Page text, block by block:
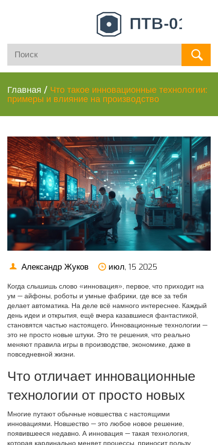
Главная / Что такое инновационные технологии:
примеры и влияние на производство
Александр Жуков июл, 15 2025
Когда слышишь слово «инновация», первое, что приходит на
ум — айфоны, роботы и умные фабрики, где все за тебя
делает автоматика. На деле всё намного интереснее. Каждый
день идеи и открытия, ещё вчера казавшиеся фантастикой,
становятся частью настоящего. Инновационные технологии —
это не просто новые штуки. Это те решения, что реально
меняют правила игры в производстве, экономике, даже в
повседневной жизни.
Что отличает инновационные
технологии от просто новых
Многие путают обычные новшества с настоящими
инновациями. Новшество — это любое новое решение,
появившееся недавно. А инновация — такая технология,